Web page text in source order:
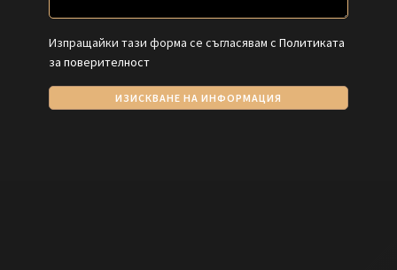
Изпращайки тази форма се съгласявам с Политиката
за поверителност
ИЗИСКВАНЕ НА ИНФОРМАЦИЯ